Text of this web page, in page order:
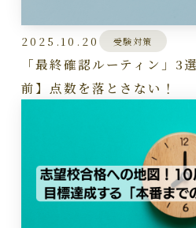
2025.10.20 受験対策
「最終確認ルーティン」3
前】点数を落とさない！